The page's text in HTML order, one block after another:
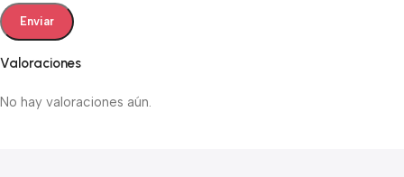
Valoraciones
No hay valoraciones aún.